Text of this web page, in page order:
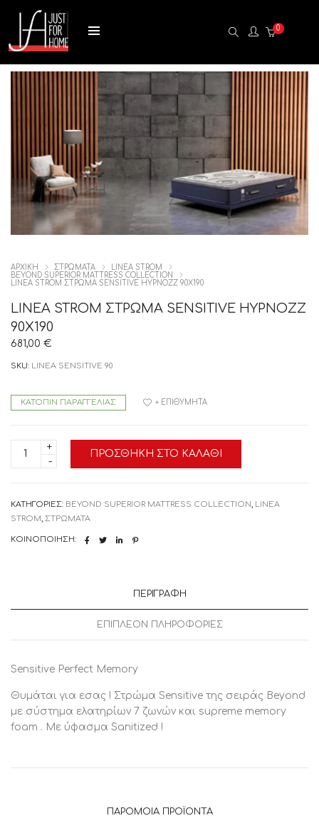
0
ΑΡΧΙΚΉ ΣΤΡΩΜΑΤΑ
LINEA STROM
BEYOND SUPERIOR MATTRESS COLLECTION
LINEA STROM ΣΤΡΩΜΑ SENSITIVE HYPNOZZ 90X190
LINEA STROM ΣΤΡΩΜΑ SENSITIVE HYPNOZZ
90X190
681,00 €
SKU: LINEA SENSITIVE 90
ΚΑΤΌΠΙΝ ΠΑΡΑΓΓΕΛΊΑΣ
STROM
ποσότητα
ΠΡΟΣΘΉΚΗ ΣΤΟ ΚΑΛΆΘΙ
+ ΕΠΙΘΥΜΗΤΆ
ΚΑΤΗΓΟΡΊΕΣ: BEYOND SUPERIOR MATTRESS COLLECTION, LINEA
STROM, ΣΤΡΩΜΑΤΑ
ΚΟΙΝΟΠΟΊΗΣΗ:
ΠΕΡΙΓΡΑΦΉ
ΕΠΙΠΛΈΟΝ ΠΛΗΡΟΦΟΡΊΕΣ
Sensitive Perfect Memory
Θυμάται για εσας ! Στρώμα Sensitive της σειράς Beyond
με σύστημα ελατηρίων 7 ζωνών και supreme memory
foam . Με ύφασμα Sanitized !
ΠΑΡΌΜΟΙΑ ΠΡΟΪΌΝΤΑ